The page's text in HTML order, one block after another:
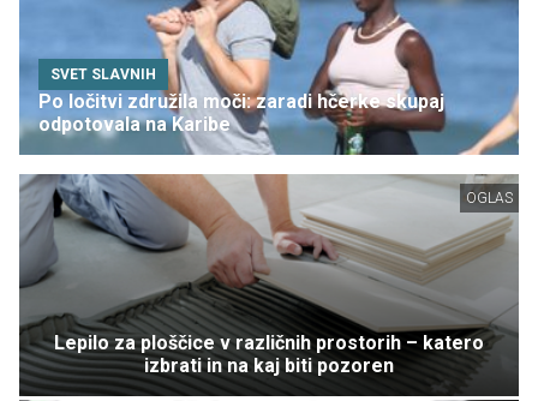
SVET SLAVNIH
Po ločitvi združila moči: zaradi hčerke skupaj
odpotovala na Karibe
OGLAS
Lepilo za ploščice v različnih prostorih – katero
izbrati in na kaj biti pozoren